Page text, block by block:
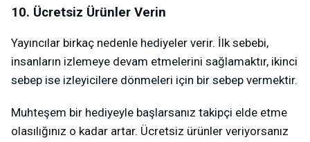
10. Ücretsiz Ürünler Verin
Yayıncılar birkaç nedenle hediyeler verir. İlk sebebi,
insanların izlemeye devam etmelerini sağlamaktır, ikinci
sebep ise izleyicilere dönmeleri için bir sebep vermektir.
Muhteşem bir hediyeyle başlarsanız takipçi elde etme
olasılığınız o kadar artar. Ücretsiz ürünler veriyorsanız